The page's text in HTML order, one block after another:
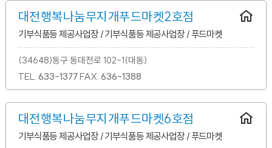
대전행복나눔무지개푸드마켓2호점
기부식품등 제공사업장 / 기부식품등 제공사업장 / 푸드마켓
(34648)동구 동대전로 102-1(대동)
TEL. 633-1377 FAX. 636-1388
대전행복나눔무지개푸드마켓6호점
기부식품등 제공사업장 / 기부식품등 제공사업장 / 푸드마켓